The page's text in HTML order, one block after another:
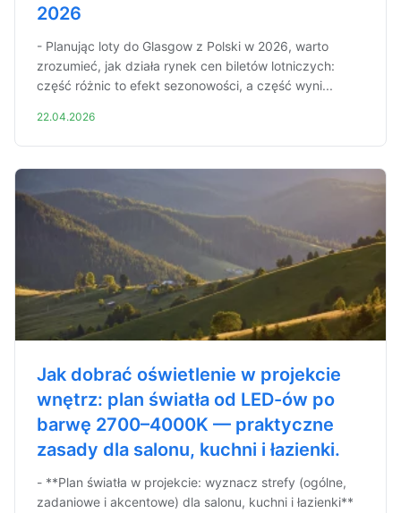
2026
- Planując loty do Glasgow z Polski w 2026, warto
zrozumieć, jak działa rynek cen biletów lotniczych:
część różnic to efekt sezonowości, a część wyni...
22.04.2026
Jak dobrać oświetlenie w projekcie
wnętrz: plan światła od LED-ów po
barwę 2700–4000K — praktyczne
zasady dla salonu, kuchni i łazienki.
- **Plan światła w projekcie: wyznacz strefy (ogólne,
zadaniowe i akcentowe) dla salonu, kuchni i łazienki**